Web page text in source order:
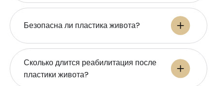
Безопасна ли пластика живота?
Сколько длится реабилитация после
пластики живота?